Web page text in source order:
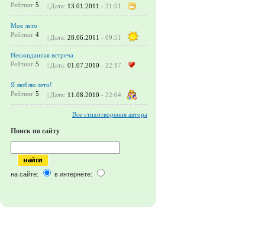
Рейтинг 5 | Дата: 13.01.2011 - 21:51
Мое лето
Рейтинг 4 | Дата: 28.06.2011 - 09:51
Неожиданная встреча
Рейтинг 5 | Дата: 01.07.2010 - 22:17
Я люблю лето!
Рейтинг 5 | Дата: 11.08.2010 - 22:04
Все стихотворения автора
Поиск по сайту
на сайте: в интернете: